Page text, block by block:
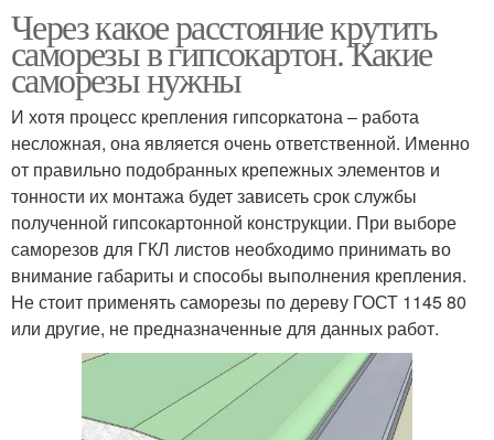
Через какое расстояние крутить
саморезы в гипсокартон. Какие
саморезы нужны
И хотя процесс крепления гипсоркатона – работа
несложная, она является очень ответственной. Именно
от правильно подобранных крепежных элементов и
тонности их монтажа будет зависеть срок службы
полученной гипсокартонной конструкции. При выборе
саморезов для ГКЛ листов необходимо принимать во
внимание габариты и способы выполнения крепления.
Не стоит применять саморезы по дереву ГОСТ 1145 80
или другие, не предназначенные для данных работ.